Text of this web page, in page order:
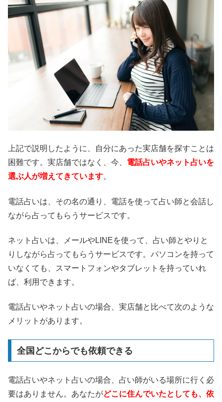
上記で説明したように、自分にあった実店舗を探すことは
困難です。実店舗ではなく、今、 電話占いやネット占いを
選ぶ人が増えてきています。
電話占いは、その名の通り、電話を使って占い師と会話し
ながら占ってもらうサービスです。
ネット占いは、メールやLINEを使って、占い師とやりと
りしながら占ってもらうサービスです。パソコンを持って
いなくても、スマートフォンやタブレットを持っていれ
ば、利用できます。
電話占いやネット占いの場合、実店舗と比べて次のような
メリットがあります。
全国どこからでも依頼できる
電話占いやネット占いの場合、占い師がいる場所に行く必
要はありません。あなたがどこに住んでいたとしても、依